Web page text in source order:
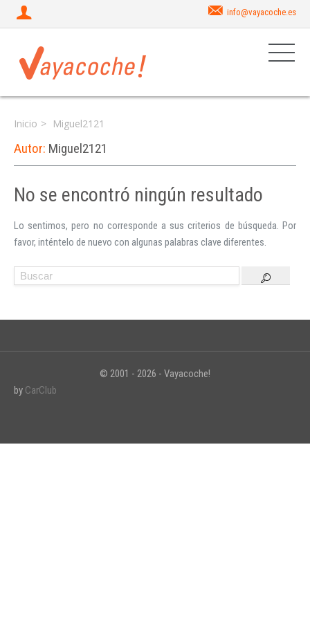
Iniciar sesión
INICIAR SESIÓN
info@vayacoche.es
Inicio Miguel2121
Autor: Miguel2121
No se encontró ningún resultado
Lo sentimos, pero no corresponde a sus criterios de búsqueda. Por
favor, inténtelo de nuevo con algunas palabras clave diferentes.
© 2001 - 2026 - Vayacoche!
by CarClub